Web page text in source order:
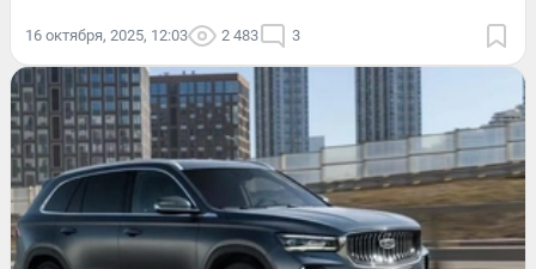
16 октября, 2025, 12:03 2 483 3